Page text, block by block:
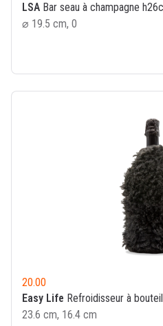
LSA Bar seau à champagne
⌀ 19.5 cm, 0
20.00
Easy Life Refroidisseur à
23.6 cm, 16.4 cm